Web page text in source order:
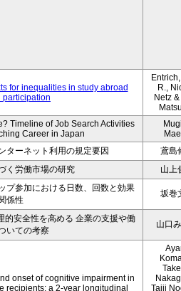
for inequalities in study abroad
participation
R.,
Netz
Timeline of Job Search Activities
Career in Japan
ターネット利用の規定要因
鳶島
く労働市場の研究
山上
プ参加における日数、回数と効果
係性
坂巻
的安全性を高める 企業の支援や働
いての考察
山口
onset of cognitive impairment in
recipients: a 2-year longitudinal
Taiji